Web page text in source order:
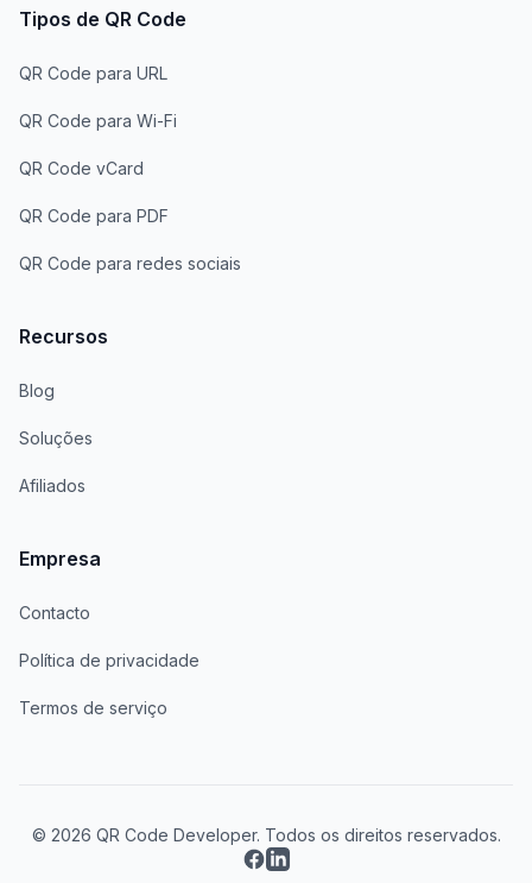
Tipos de QR Code
QR Code para URL
QR Code para Wi-Fi
QR Code vCard
QR Code para PDF
QR Code para redes sociais
Recursos
Blog
Soluções
Afiliados
Empresa
Contacto
Política de privacidade
Termos de serviço
© 2026 QR Code Developer. Todos os direitos reservados.